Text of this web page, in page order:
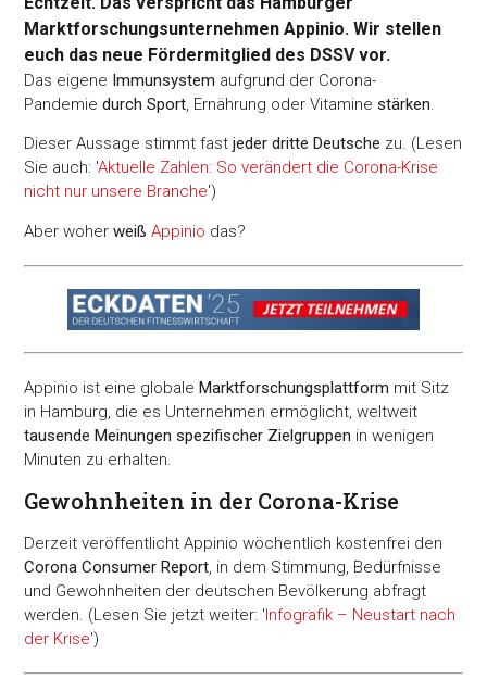
Marktforschungsunternehmen Appinio. Wir stellen
euch das neue Fördermitglied des DSSV vor.
Das eigene Immunsystem aufgrund der Corona-
Pandemiedurch Sport, Ernährung oder Vitaminestärken.
Dieser Aussage stimmt fastjeder dritte Deutsche zu. (Lesen
Sie auch: 'Aktuelle Zahlen: So verändert die Corona-Krise
nicht nur unsere Branche')
Aber woherweißAppinio das?
Appinio ist eine globale Marktforschungsplattform mit Sitz
in Hamburg, die es Unternehmen ermöglicht, weltweit
tausende Meinungen spezifischer Zielgruppen in wenigen
Minuten zu erhalten.
Gewohnheiten in der Corona-Krise
Derzeit veröffentlicht Appinio wöchentlich kostenfrei den
Corona Consumer Report, in dem Stimmung, Bedürfnisse
und Gewohnheiten der deutschen Bevölkerung abfragt
werden. (Lesen Sie jetzt weiter: 'Infografik – Neustart nach
der Krise')